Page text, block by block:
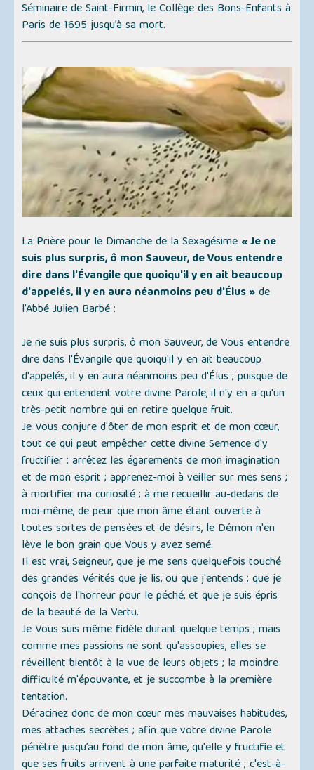
Séminaire de Saint-Firmin, le Collège des Bons-Enfants à
Paris de 1695 jusqu’à sa mort.
La Prière pour le Dimanche de la Sexagésime « Je ne
suis plus surpris, ô mon Sauveur, de Vous entendre
dire dans l'Évangile que quoiqu'il y en ait beaucoup
d'appelés, il y en aura néanmoins peu d'Élus »de
l’Abbé Julien Barbé :
Je ne suis plus surpris, ô mon Sauveur, de Vous entendre
dire dans l'Évangile que quoiqu'il y en ait beaucoup
d'appelés, il y en aura néanmoins peu d'Élus ; puisque de
ceux qui entendent votre divine Parole, il n'y en a qu'un
très-petit nombre qui en retire quelque fruit.
Je Vous conjure d'ôter de mon esprit et de mon cœur,
tout ce qui peut empêcher cette divine Semence d'y
fructifier : arrêtez les égarements de mon imagination
et de mon esprit ; apprenez-moi à veiller sur mes sens ;
à mortifier ma curiosité ; à me recueillir au-dedans de
moi-même, de peur que mon âme étant ouverte à
toutes sortes de pensées et de désirs, le Démon n'en
lève le bon grain que Vous y avez semé.
Il est vrai, Seigneur, que je me sens quelquefois touché
des grandes Vérités que je lis, ou que j'entends ; que je
conçois de l'horreur pour le péché, et que je suis épris
de la beauté de la Vertu.
Je Vous suis même fidèle durant quelque temps ; mais
comme mes passions ne sont qu'assoupies, elles se
réveillent bientôt à la vue de leurs objets ; la moindre
difficulté m'épouvante, et je succombe à la première
tentation.
Déracinez donc de mon cœur mes mauvaises habitudes,
mes attaches secrètes ; afin que votre divine Parole
pénètre jusqu’au fond de mon âme, qu'elle y fructifie et
que ses fruits arrivent à une parfaite maturité ; c'est-à-